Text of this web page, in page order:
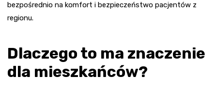
bezpośrednio na komfort i bezpieczeństwo pacjentów z
regionu.
Dlaczego to ma znaczenie
dla mieszkańców?